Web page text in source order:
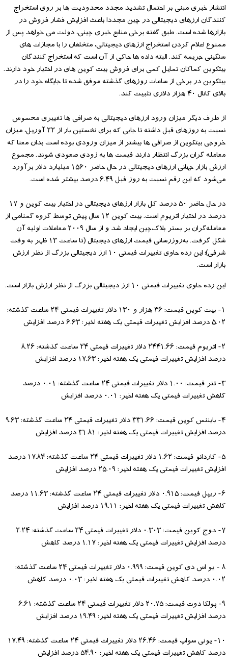
انتشار خبری مبنی بر احتمال تشدید مجدد محدودیت ها بر روی استخراج
کنندگان ارزهای دیجیتالی در چین مجددا باعث افزایش فشار فروش در
بازارها شده است. طبق گفته برخی منابع خبری چینی، دولت می خواهد پس از
ممنوع اعلام کردن استخراج ارزهای دیجیتالی، متخلفان را با مجازات های
سنگینی جریمه کند. البته داده ها حاکی از آن است که استخراج کنندگان
بیتکوین کماکان تمایل کمی برای فروش بیت کوین های در اختیار خود دارند.
بیتکوین در برخی از ساعات روزهای گذشته موفق شده تا جایگاه خود را در
بالای کانال ۴۰ هزار دلاری تثبیت کند.
از طرف دیگر میزان ورود ارزهای دیجیتالی به صرافی ها تغییری محسوس
نسبت به روزهای قبل داشته تا جایی که برای نخستین بار از ۲۲ آوریل، میزان
خروجی بیتکوین از صرافی ها بیشتر از میزان ورودی بوده است بدان معنا که
معامله گران بزرگ انتظار دارند قیمت ها به زودی صعودی شوند. مجموع
ارزش بازار جهانی ارزهای دیجیتالی در حال حاضر ۱۵۶۰ میلیارد دلار برآورد
می‌شود که این رقم نسبت به روز قبل ۶.۴۹ درصد بیشتر شده است.
در حال حاضر ۵۰ درصد کل بازار ارزهای دیجیتالی در اختیار بیت کوین و ۱۷
درصد در اختیار اتریوم است. بیت‌ کوین ۱۲ سال پیش توسط گروه گمنامی از
معامله‌گران بر بستر بلاک‌چین ایجاد شد و از سال ۲۰۰۹ معاملات اولیه آن
شکل گرفت. به‌روزرسانی قیمت ارزهای دیجیتال (تا ساعت ۱۳ ظهر به وقت
شرقی)؛ این رده حاوی تغییرات قیمتی ۱۰ ارز دیجیتالی بزرگ از نظر ارزش
بازار است.
این رده حاوی تغییرات قیمتی ۱۰ ارز دیجیتالی بزرگ از نظر ارزش بازار است.
۱- بیت کوین قیمت: ۳۶ هزار و ۱۳۰ دلار تغییرات قیمتی ۲۴ ساعت گذشته:
۵.۰۲ درصد افزایش تغییرات قیمتی یک هفته اخیر: ۶.۶۳ درصد افزایش
۲- اتریوم قیمت: ۲۴۴۱.۶۶ دلار تغییرات قیمتی ۲۴ ساعت گذشته: ۸.۲۶
درصد افزایش تغییرات قیمتی یک هفته اخیر: ۱۷.۶۳ درصد افزایش
۳- تتر قیمت: ۱.۰۰ دلار تغییرات قیمتی ۲۴ ساعت گذشته: ۰.۰۱ درصد
کاهش تغییرات قیمتی یک هفته اخیر: ۰.۰۱ درصد افزایش
۴- بایننس کوین قیمت: ۳۳۱.۶۶ دلار تغییرات قیمتی ۲۴ ساعت گذشته: ۹.۶۳
درصد افزایش تغییرات قیمتی یک هفته اخیر: ۳۱.۸۱ درصد افزایش
۵- کاردانو قیمت: ۱.۶۲ دلار تغییرات قیمتی ۲۴ ساعت گذشته: ۱۷.۸۴ درصد
افزایش تغییرات قیمتی یک هفته اخیر: ۲۵.۰۹ درصد افزایش
۶- ریپل قیمت: ۰.۹۱۵ دلار تغییرات قیمتی ۲۴ ساعت گذشته: ۱۱.۶۳ درصد
کاهش تغییرات قیمتی یک هفته اخیر: ۱۹.۱۱ درصد افزایش
۷- دوج کوین قیمت: ۰.۳۰۳ دلار تغییرات قیمتی ۲۴ ساعت گذشته: ۲.۲۴
درصد افزایش تغییرات قیمتی یک هفته اخیر: ۱.۱۷ درصد کاهش
۸ - یو اس دی کوین قیمت: ۰.۹۹۹ دلار تغییرات قیمتی ۲۴ ساعت گذشته:
۰.۰۲ درصد کاهش تغییرات قیمتی یک هفته اخیر: ۰.۰۳ درصد کاهش
۹- پولکا دوت قیمت: ۲۰.۷۵ دلار تغییرات قیمتی ۲۴ ساعت گذشته: ۶.۶۱
درصد افزایش تغییرات قیمتی یک هفته اخیر: ۱۹.۴۹ درصد افزایش
۱۰- یونی سواپ قیمت: ۲۶.۴۶ دلار تغییرات قیمتی ۲۴ ساعت گذشته: ۱۷.۴۹
درصد کاهش تغییرات قیمتی یک هفته اخیر: ۵۴.۹۰ درصد افزایش